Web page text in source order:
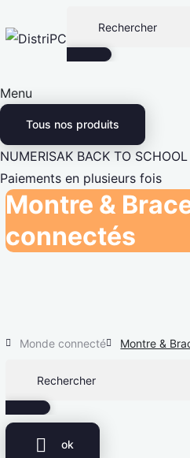
Menu
Tous nos produits
NUMERISAK BACK TO SCHOOL
Paiements en plusieurs fois
Montre &
connectés
Monde connecté Montre &
 ok